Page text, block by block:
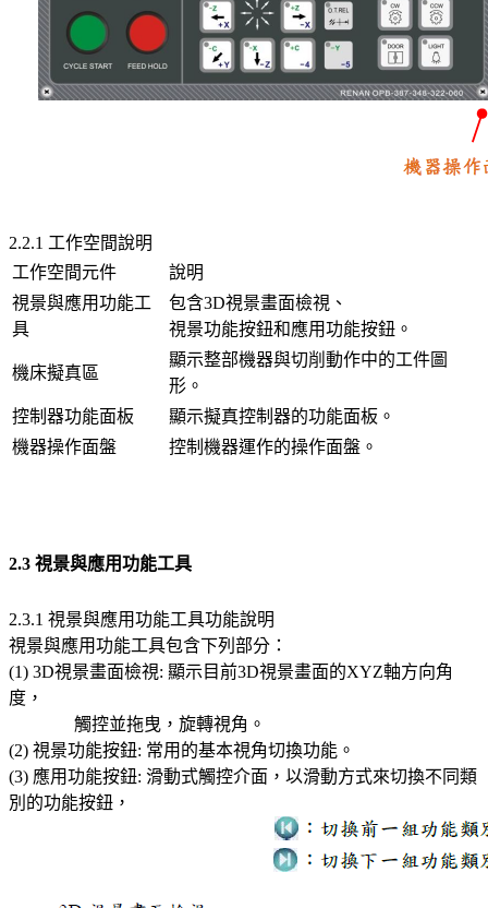
2.2.1 工作空間說明
工作空間元件
說明
視景與應用功能工
具
包含3D視景畫面檢視、
視景功能按鈕和應用功能按鈕。
機床擬真區
顯示整部機器與切削動作中的工件圖
形。
控制器功能面板
顯示擬真控制器的功能面板。
機器操作面盤
控制機器運作的操作面盤。
2.3 視景與應用功能工具
2.3.1 視景與應用功能工具功能說明
視景與應用功能工具包含下列部分：
(1) 3D視景畫面檢視: 顯示目前3D視景畫面的XYZ軸方向角
度，
觸控並拖曳，旋轉視角。
(2) 視景功能按鈕: 常用的基本視角切換功能。
(3) 應用功能按鈕: 滑動式觸控介面，以滑動方式來切換不同類
別的功能按鈕，